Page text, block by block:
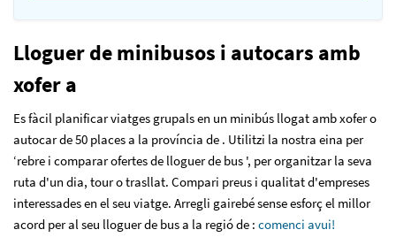
Lloguer de minibusos i autocars amb
xofer a
Es fàcil planificar viatges grupals en un minibús llogat amb xofer o
autocar de 50 places a la província de . Utilitzi la nostra eina per
‘rebre i comparar ofertes de lloguer de bus ', per organitzar la seva
ruta d'un dia, tour o trasllat. Compari preus i qualitat d'empreses
interessades en el seu viatge. Arregli gairebé sense esforç el millor
acord per al seu lloguer de bus a la regió de : comenci avui!